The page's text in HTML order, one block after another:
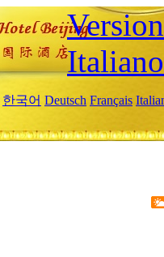
Italiano
한국어 Deutsch Français